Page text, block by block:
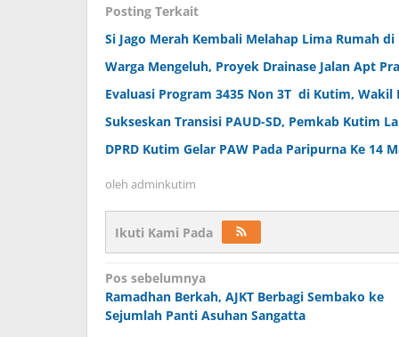
Posting Terkait
Si Jago Merah Kembali Melahap Lima Rumah di
Warga Mengeluh, Proyek Drainase Jalan Apt
Evaluasi Program 3435 Non 3T di Kutim,
Sukseskan Transisi PAUD-SD, Pemkab Kutim
DPRD Kutim Gelar PAW Pada Paripurna Ke 14
oleh adminkutim
Ikuti Kami Pada
Navigasi
pos
Pos sebelumnya
Ramadhan Berkah, AJKT Berbagi Sembako ke
Sejumlah Panti Asuhan Sangatta